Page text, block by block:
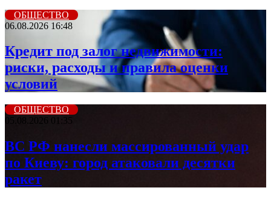
ОБЩЕСТВО
06.08.2026 16:48
Кредит под залог недвижимости:
риски, расходы и правила оценки
условий
ОБЩЕСТВО
05.08.2026 01:35
ВС РФ нанесли массированный удар
по Киеву: город атаковали десятки
ракет